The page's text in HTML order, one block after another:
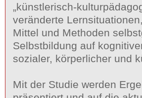
„künstlerisch-
veränderte
Mittel und Methoden
Selbstbildung auf
sozialer, körperlicher und
Mit der Studie werden